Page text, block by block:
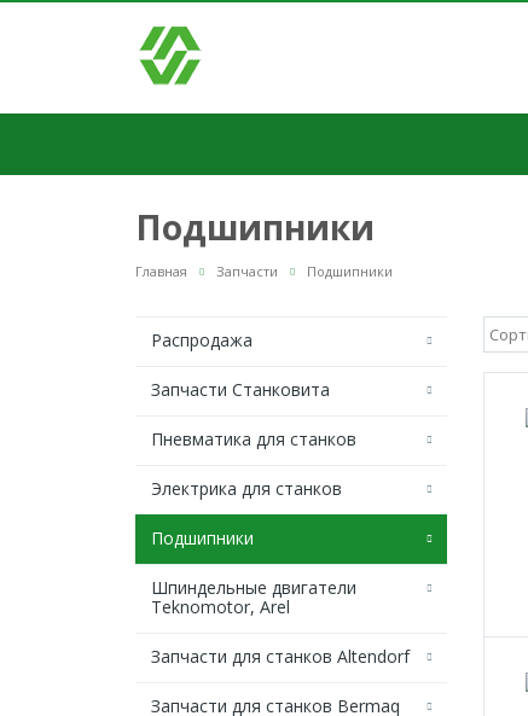
Подшипники
Главная Запчасти Подшипники
Распродажа
Запчасти Станковита
Пневматика для станков
Электрика для станков
Подшипники
Шпиндельные двигатели
Teknomotor, Arel
Запчасти для станков Altendorf
Запчасти для станков Bermaq